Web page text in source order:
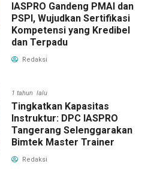
IASPRO Gandeng PMAI dan
PSPI, Wujudkan Sertifikasi
Kompetensi yang Kredibel
dan Terpadu
Redaksi
1 tahun lalu
Tingkatkan Kapasitas
Instruktur: DPC IASPRO
Tangerang Selenggarakan
Bimtek Master Trainer
Redaksi